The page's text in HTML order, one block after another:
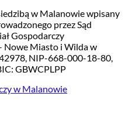
w Malanowie wpisany
przez Sąd
Gospodarczy
Nowe Miasto i Wilda w
NIP-668-000-18-80,
GBWCPLPP
w Malanowie